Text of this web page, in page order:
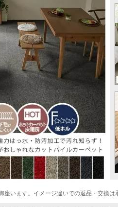
います。イメージ違いでの返品・交換は